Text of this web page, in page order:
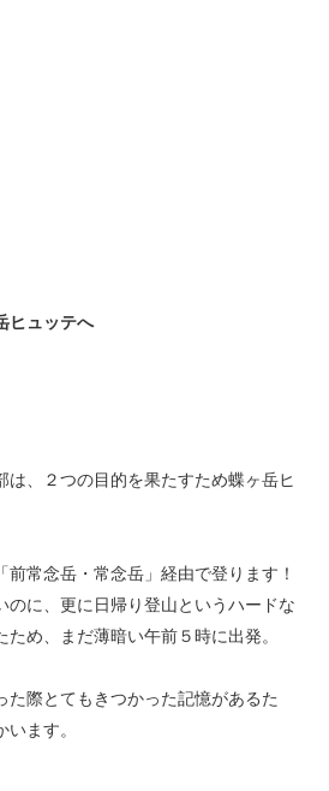
ヒュッテへ
は、２つの目的を果たすため蝶ヶ岳ヒ
常念岳・常念岳」経由で登ります！
のに、更に日帰り登山というハードな
め、まだ薄暗い午前５時に出発。
た際とてもきつかった記憶があるた
ます。